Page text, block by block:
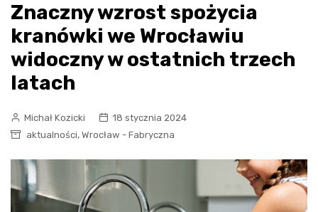
Znaczny wzrost spożycia
kranówki we Wrocławiu
widoczny w ostatnich trzech
latach
Michał Kozicki
18 stycznia 2024
aktualności, Wrocław - Fabryczna